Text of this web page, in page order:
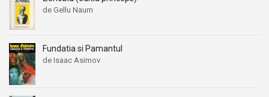
de Gellu Naum
Fundatia si Pamantul
de Isaac Asimov